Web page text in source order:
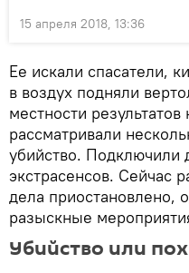
15 апреля 2018, 13:36
Ее искали спасатели,
в воздух подняли
местности
рассматривали
убийство. Подключили
экстрасенсов. Сейчас
дела приостановлено,
разыскные
Убийство или